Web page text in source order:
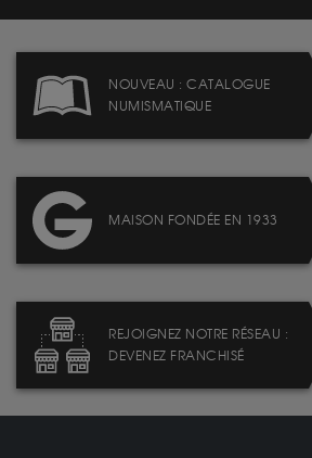
NOUVEAU : CATALOGUE
NUMISMATIQUE
MAISON FONDÉE EN 1933
REJOIGNEZ NOTRE RÉSEAU :
DEVENEZ FRANCHISÉ